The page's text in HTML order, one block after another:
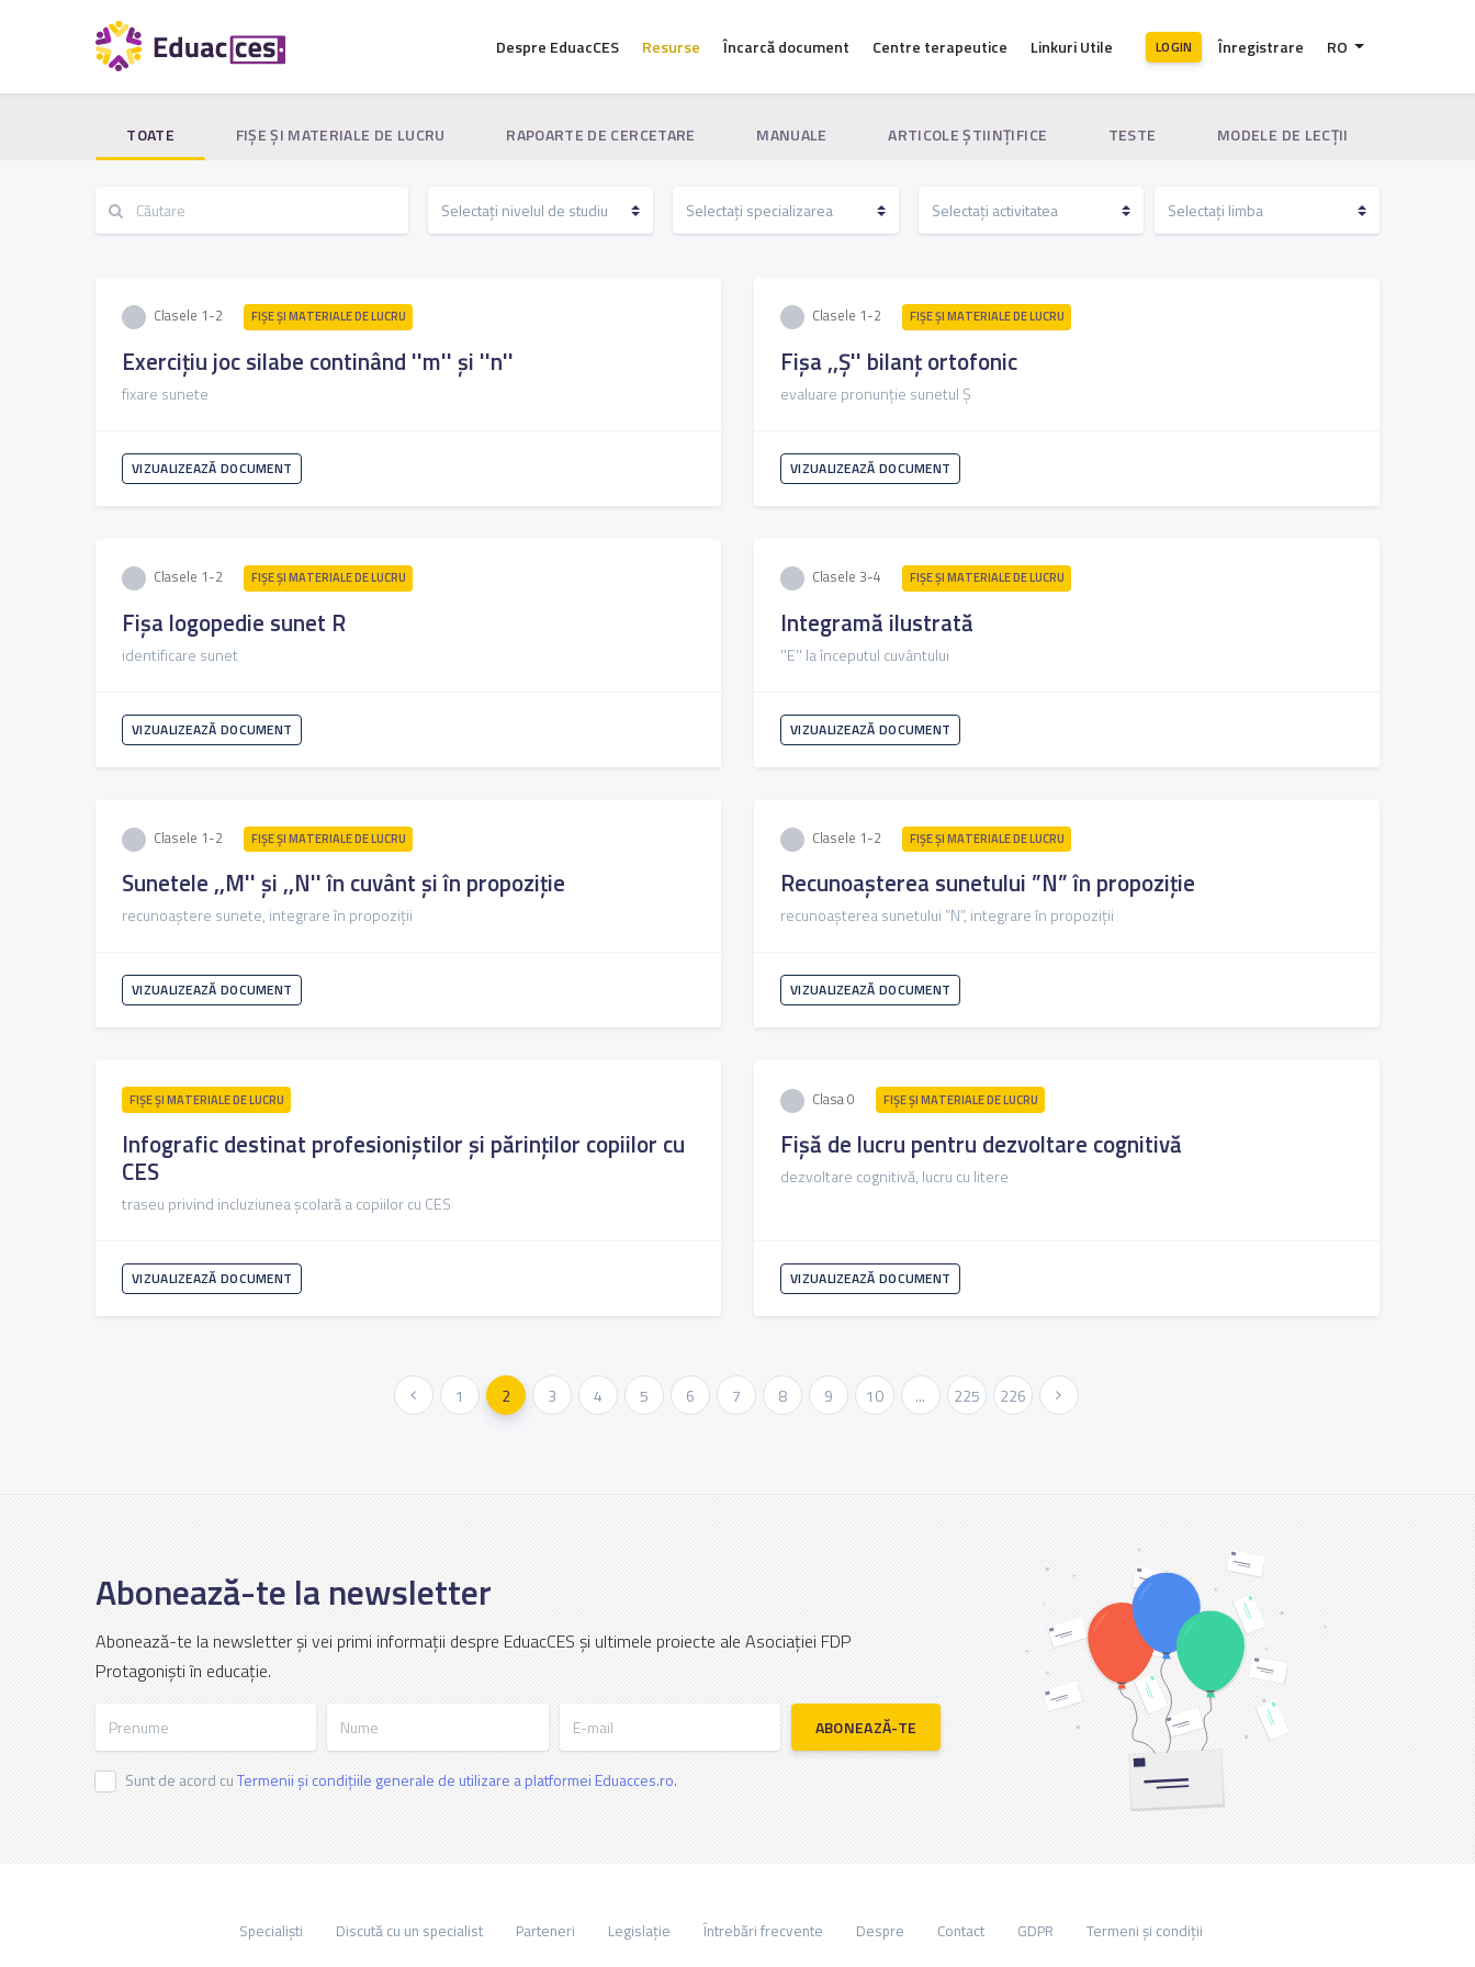
Despre EduacCES Resurse Încarcă document Centre terapeutice Linkuri Utile LOGIN Înregistrare RO
TOATE FIŞE ŞI MATERIALE DE LUCRU RAPOARTE DE CERCETARE MANUALE ARTICOLE ŞTIINȚIFICE TESTE MODELE DE LECȚII
Clasele 1-2 FIŞE ŞI MATERIALE DE LUCRU
Exercițiu joc silabe continând ''m'' și ''n''
fixare sunete
VIZUALIZEAZĂ DOCUMENT
Clasele 1-2 FIŞE ŞI MATERIALE DE LUCRU
Fișa ,,Ș'' bilanț ortofonic
evaluare pronunție sunetul Ș
VIZUALIZEAZĂ DOCUMENT
Clasele 1-2 FIŞE ŞI MATERIALE DE LUCRU
Fișa logopedie sunet R
identificare sunet
VIZUALIZEAZĂ DOCUMENT
Clasele 3-4 FIŞE ŞI MATERIALE DE LUCRU
Integramă ilustrată
''E'' la începutul cuvântului
VIZUALIZEAZĂ DOCUMENT
Clasele 1-2 FIŞE ŞI MATERIALE DE LUCRU
Sunetele ,,M'' și ,,N'' în cuvânt și în propoziție
recunoaștere sunete, integrare în propoziții
VIZUALIZEAZĂ DOCUMENT
Clasele 1-2 FIŞE ŞI MATERIALE DE LUCRU
Recunoașterea sunetului ”N” în propoziție
recunoașterea sunetului ”N”, integrare în propoziții
VIZUALIZEAZĂ DOCUMENT
FIŞE ŞI MATERIALE DE LUCRU
Infografic destinat profesioniștilor și părinților copiilor cu
CES
traseu privind incluziunea școlară a copiilor cu CES
VIZUALIZEAZĂ DOCUMENT
Clasa 0 FIŞE ŞI MATERIALE DE LUCRU
Fișă de lucru pentru dezvoltare cognitivă
dezvoltare cognitivă, lucru cu litere
VIZUALIZEAZĂ DOCUMENT
« Anterioara1 2 3 4 5 6 7 8 9 10 ... 225 226Urmatoarea »
Abonează-te la newsletter
Abonează-te la newsletter și vei primi informații despre EduacCES și ultimele proiecte ale Asociației FDP
Protagoniști în educație.
ABONEAZĂ-TE
Sunt de acord cuTermenii și condițiile generale de utilizare a platformei Eduacces.ro.
Specialiști Discută cu un specialist Parteneri Legislație Întrebări frecvente Despre Contact GDPR Termeni și condiții